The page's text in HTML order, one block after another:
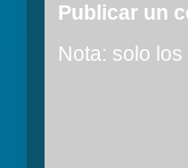
Publicar un
Nota: solo